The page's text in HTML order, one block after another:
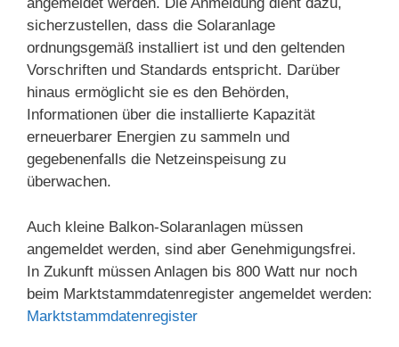
sicherzustellen, dass die Solaranlage
ordnungsgemäß installiert ist und den geltenden
Vorschriften und Standards entspricht. Darüber
hinaus ermöglicht sie es den Behörden,
Informationen über die installierte Kapazität
erneuerbarer Energien zu sammeln und
gegebenenfalls die Netzeinspeisung zu
überwachen.
Auch kleine Balkon-Solaranlagen müssen
angemeldet werden, sind aber Genehmigungsfrei.
In Zukunft müssen Anlagen bis 800 Watt nur noch
beim Marktstammdatenregister angemeldet werden:
Marktstammdatenregister